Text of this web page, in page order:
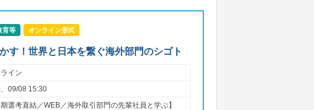
育等 オンライン形式
す！世界と日本を繋ぐ海外部門のシゴト
イン
09/08 15:30
期選考直結／WEB／海外取引部門の先輩社員と学ぶ】